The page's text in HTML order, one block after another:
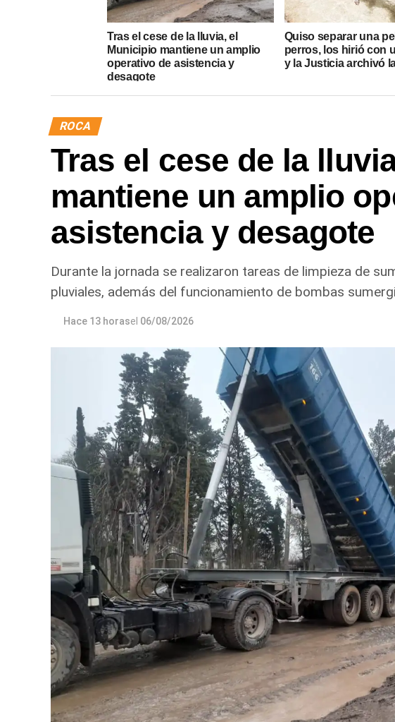
Tras el cese de la lluvia, el
Municipio mantiene un amplio
operativo de asistencia y
desagote
Quiso separar una
perros, los hirió con
y la Justicia archivó
ROCA
Tras el cese de la
mantiene un amplio
asistencia y desagote
Durante la jornada se realizaron tareas de limpieza de
pluviales, además del funcionamiento de bombas
Hace 13 horasel 06/08/2026